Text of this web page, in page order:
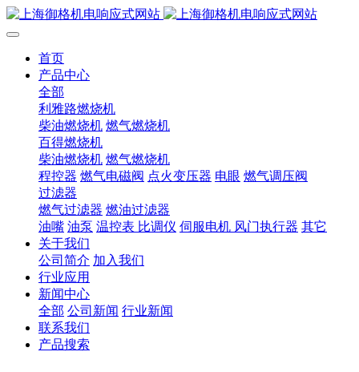
首页
产品中心
全部
利雅路燃烧机
柴油燃烧机 燃气燃烧机
百得燃烧机
柴油燃烧机 燃气燃烧机
程控器 燃气电磁阀 点火变压器 电眼 燃气调压阀
过滤器
燃气过滤器 燃油过滤器
油嘴 油泵 温控表 比调仪 伺服电机 风门执行器 其它
关于我们
公司简介 加入我们
行业应用
新闻中心
全部 公司新闻 行业新闻
联系我们
产品搜索